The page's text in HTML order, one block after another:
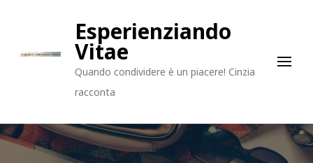
Esperienziando
Vitae
Quando condividere è un piacere! Cinzia
racconta